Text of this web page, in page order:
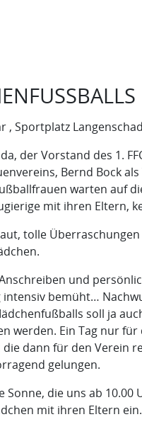
, Sportplatz
der Vorstand des 1.
Bernd Bock
warten auf
mit ihren Eltern,
tolle
und
bemüht…
soll ja
werden. Ein Tag nur
dann für den Verein
gelungen.
Sonne, die uns ab 10.00
mit ihren Eltern ein.